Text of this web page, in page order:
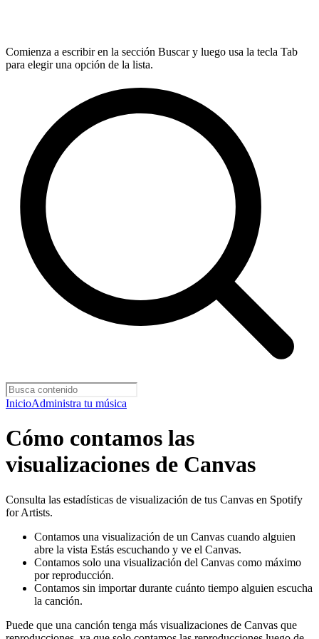
Comienza a escribir en la sección Buscar y luego usa la tecla Tab
para elegir una opción de la lista.
InicioAdministra tu música
Cómo contamos las
visualizaciones de Canvas
Consulta las estadísticas de visualización de tus Canvas en Spotify
for Artists.
Contamos una visualización de un Canvas cuando alguien
abre la vista Estás escuchando y ve el Canvas.
Contamos solo una visualización del Canvas como máximo
por reproducción.
Contamos sin importar durante cuánto tiempo alguien escucha
la canción.
Puede que una canción tenga más visualizaciones de Canvas que